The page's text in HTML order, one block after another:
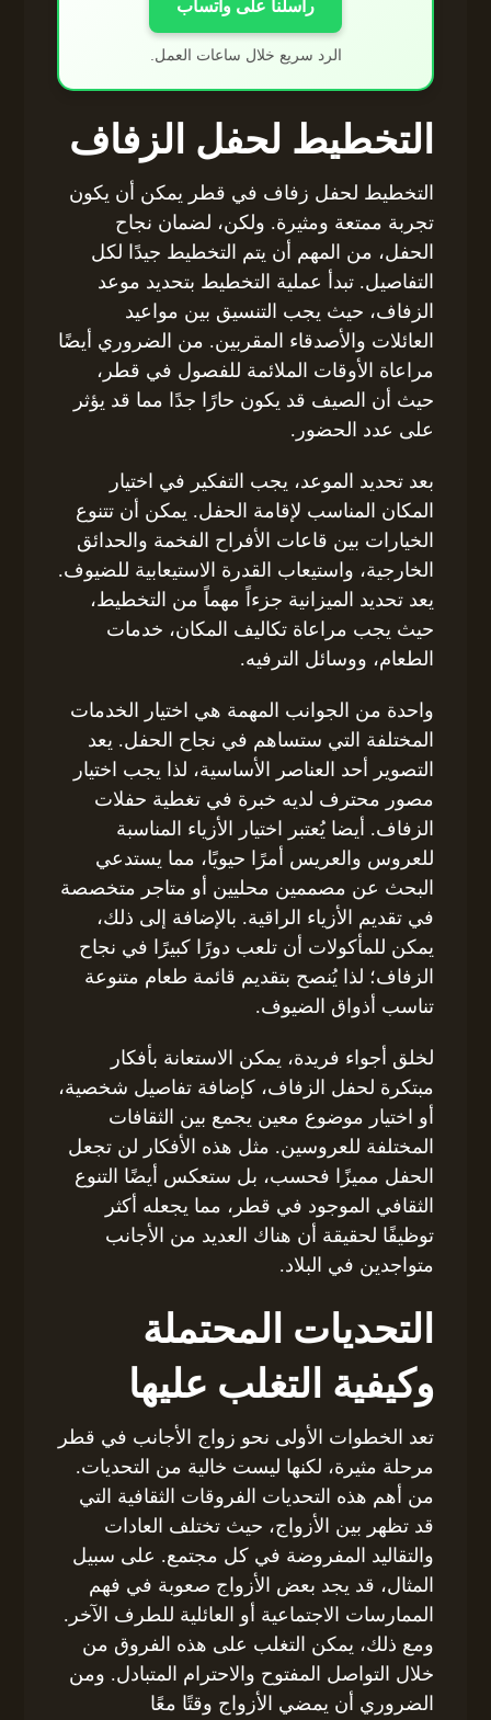
راسلنا على واتساب
الرد سريع خلال ساعات العمل.
التخطيط لحفل الزفاف
التخطيط لحفل زفاف في قطر يمكن أن يكون
تجربة ممتعة ومثيرة. ولكن، لضمان نجاح
الحفل، من المهم أن يتم التخطيط جيدًا لكل
التفاصيل. تبدأ عملية التخطيط بتحديد موعد
الزفاف، حيث يجب التنسيق بين مواعيد
العائلات والأصدقاء المقربين. من الضروري أيضًا
مراعاة الأوقات الملائمة للفصول في قطر،
حيث أن الصيف قد يكون حارًا جدًا مما قد يؤثر
على عدد الحضور.
بعد تحديد الموعد، يجب التفكير في اختيار
المكان المناسب لإقامة الحفل. يمكن أن تتنوع
الخيارات بين قاعات الأفراح الفخمة والحدائق
الخارجية، واستيعاب القدرة الاستيعابية للضيوف.
يعد تحديد الميزانية جزءاً مهماً من التخطيط،
حيث يجب مراعاة تكاليف المكان، خدمات
الطعام، ووسائل الترفيه.
واحدة من الجوانب المهمة هي اختيار الخدمات
المختلفة التي ستساهم في نجاح الحفل. يعد
التصوير أحد العناصر الأساسية، لذا يجب اختيار
مصور محترف لديه خبرة في تغطية حفلات
الزفاف. أيضا يُعتبر اختيار الأزياء المناسبة
للعروس والعريس أمرًا حيويًا، مما يستدعي
البحث عن مصممين محليين أو متاجر متخصصة
في تقديم الأزياء الراقية. بالإضافة إلى ذلك،
يمكن للمأكولات أن تلعب دورًا كبيرًا في نجاح
الزفاف؛ لذا يُنصح بتقديم قائمة طعام متنوعة
تناسب أذواق الضيوف.
لخلق أجواء فريدة، يمكن الاستعانة بأفكار
مبتكرة لحفل الزفاف، كإضافة تفاصيل شخصية،
أو اختيار موضوع معين يجمع بين الثقافات
المختلفة للعروسين. مثل هذه الأفكار لن تجعل
الحفل مميزًا فحسب، بل ستعكس أيضًا التنوع
الثقافي الموجود في قطر، مما يجعله أكثر
توظيفًا لحقيقة أن هناك العديد من الأجانب
متواجدين في البلاد.
التحديات المحتملة
وكيفية التغلب عليها
تعد الخطوات الأولى نحو زواج الأجانب في قطر
مرحلة مثيرة، لكنها ليست خالية من التحديات.
من أهم هذه التحديات الفروقات الثقافية التي
قد تظهر بين الأزواج، حيث تختلف العادات
والتقاليد المفروضة في كل مجتمع. على سبيل
المثال، قد يجد بعض الأزواج صعوبة في فهم
الممارسات الاجتماعية أو العائلية للطرف الآخر.
ومع ذلك، يمكن التغلب على هذه الفروق من
خلال التواصل المفتوح والاحترام المتبادل. ومن
الضروري أن يمضي الأزواج وقتًا معًا